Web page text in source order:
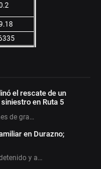
el rescate de un
en Ruta 5
de gra…
en Durazno;
y a…